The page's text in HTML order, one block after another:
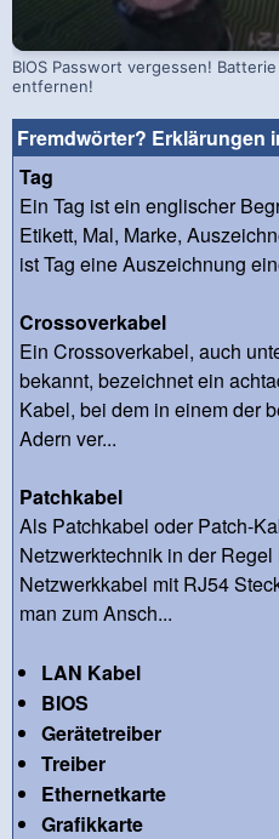
BIOS Passwort vergessen! Batterie
entfernen!
Fremdwörter? Erklärungen
Tag
Ein Tag ist ein englischer
Etikett, Mal, Marke,
ist Tag eine Auszeichnung
Crossoverkabel
Ein Crossoverkabel, auch
bekannt, bezeichnet ein
Kabel, bei dem in einem der
Adern ver...
Patchkabel
Als Patchkabel oder Patch-
Netzwerktechnik in der
Netzwerkkabel mit RJ54
man zum Ansch...
LAN Kabel
BIOS
Gerätetreiber
Treiber
Ethernetkarte
Grafikkarte